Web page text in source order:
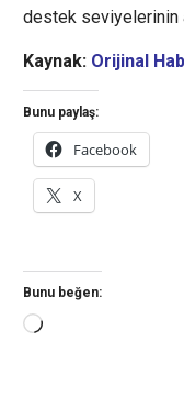
destek seviyelerinin
Kaynak: Orijinal
Bunu paylaş:
Facebook
X
Bunu beğen:
Yükleniyor...